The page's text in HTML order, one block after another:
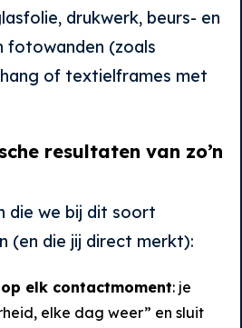
drukwerk, beurs- en
fotowanden (zoals
of textielframes met
resultaten van zo’n
die we bij dit soort
(en die jij direct merkt):
elk contactmoment: je
elke dag weer” en sluit